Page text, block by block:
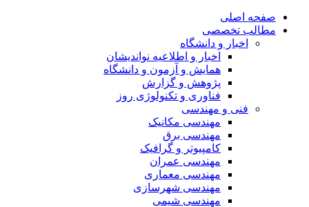
صفحه اصلی
مطالب تخصصی
اخبار و دانشگاه
اخبار و اطلاعیه نواندیشان
همایش و آزمون و دانشگاه
پژوهش و گزارش
فناوری و تکنولوژی روز
فنی و مهندسی
مهندسی مکانیک
مهندسی برق
کامپیوتر و گرافیک
مهندسی عمران
مهندسی معماری
مهندسی شهرسازی
مهندسی شیمی